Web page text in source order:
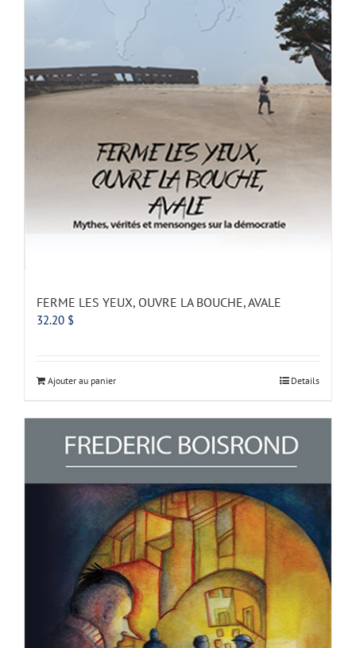
FERME LES YEUX, OUVRE LA BOUCHE, AVALE
32.20 $
Ajouter au panier Details